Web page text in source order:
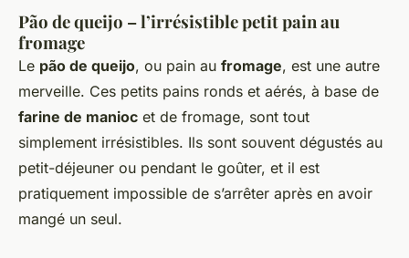
Pão de queijo – l’irrésistible petit pain au
fromage
Le pão de queijo, ou pain au fromage, est une autre
merveille. Ces petits pains ronds et aérés, à base de
farine de manioc et de fromage, sont tout
simplement irrésistibles. Ils sont souvent dégustés au
petit-déjeuner ou pendant le goûter, et il est
pratiquement impossible de s’arrêter après en avoir
mangé un seul.